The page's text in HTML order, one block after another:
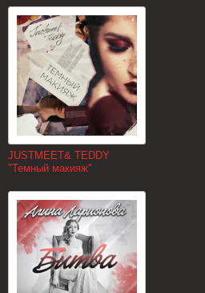
JUSTMEET& TEDDY
"Темный макияж"